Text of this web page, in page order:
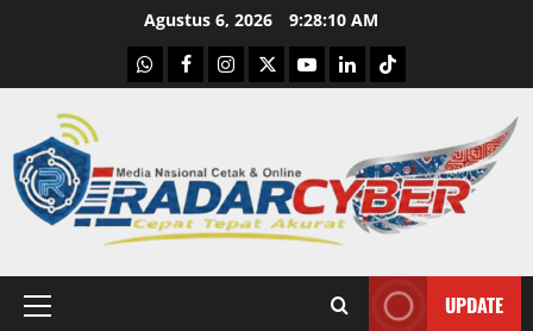
Agustus 6, 2026 9:28:11 AM
WhatsApp
Facebook
Instagram
X YoutubelinkedinTiktok
Primary
UPDATE